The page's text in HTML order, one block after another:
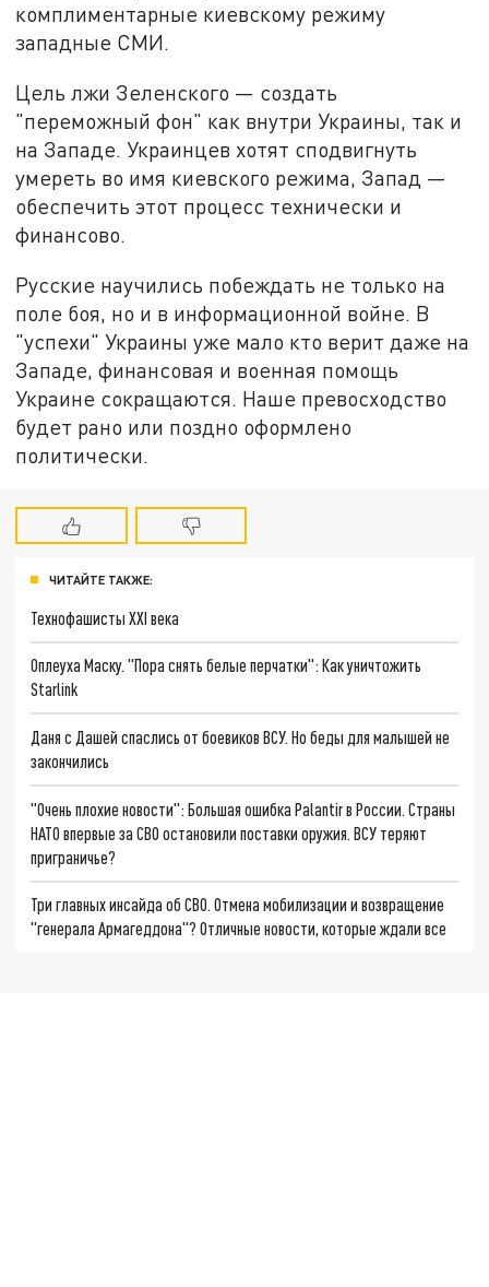
комплиментарные киевскому режиму
западные СМИ.
Цель лжи Зеленского — создать
"переможный фон" как внутри Украины, так и
на Западе. Украинцев хотят сподвигнуть
умереть во имя киевского режима, Запад —
обеспечить этот процесс технически и
финансово.
Русские научились побеждать не только на
поле боя, но и в информационной войне. В
"успехи" Украины уже мало кто верит даже на
Западе, финансовая и военная помощь
Украине сокращаются. Наше превосходство
будет рано или поздно оформлено
политически.
ЧИТАЙТЕ ТАКЖЕ:
Технофашисты XXI века
Оплеуха Маску. "Пора снять белые перчатки": Как уничтожить
Starlink
Даня с Дашей спаслись от боевиков ВСУ. Но беды для малышей не
закончились
"Очень плохие новости": Большая ошибка Palantir в России. Страны
НАТО впервые за СВО остановили поставки оружия. ВСУ теряют
приграничье?
Три главных инсайда об СВО. Отмена мобилизации и возвращение
"генерала Армагеддона"? Отличные новости, которые ждали все